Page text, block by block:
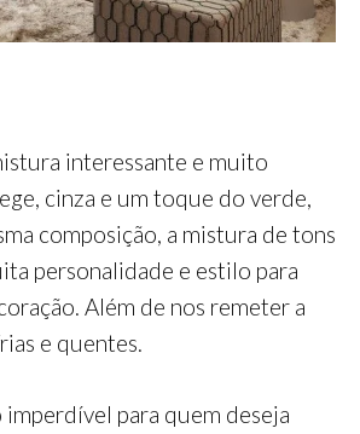
interessante e muito
cinza e um toque do verde,
composição, a mistura de tons
personalidade e estilo para
Além de nos remeter a
e quentes.
imperdível para quem deseja